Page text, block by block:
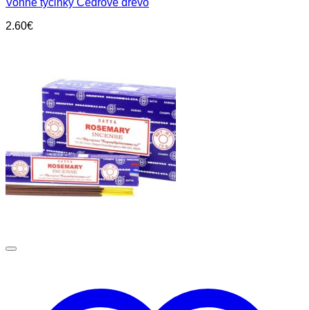
Vonné tyčinky Cédrové drevo
2.60€